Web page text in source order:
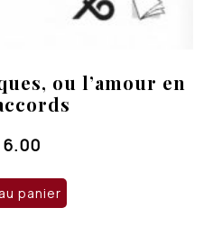
ou l’amour en
6.00
panier